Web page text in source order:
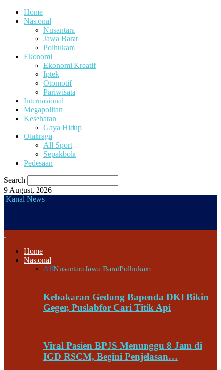
Home
Nasional
Nusantara
Jawa Barat
Polhukam
Ekonomi
Ekonomi Kreatif
Iptek
Otomotif
Pariwisata
Internasional
Megapolitan
Kesehatan
Gaya Hidup
Olahraga
All Sport
Sepakbola
Pedesaan
Search
9 August, 2026
Kanal News
Home
Nasional
AllNusantaraJawa BaratPolhukam
Kebakaran Gedung Bapenda DKI Bikin
Geger, Puslabfor Cari Titik Api
Viral Pasien BPJS Menunggu 8 Jam di
IGD RSCM, Begini Penjelasan…